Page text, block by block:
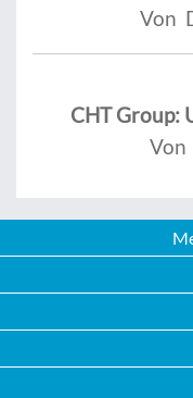
Von
CHT Group:
Von